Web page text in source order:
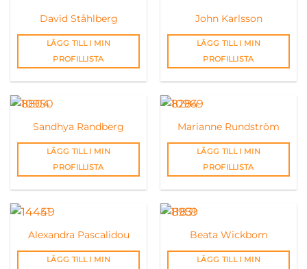
David Ståhlberg
LÄGG TILL I MIN
PROFILLISTA
John Karlsson
LÄGG TILL I MIN
PROFILLISTA
Sandhya Randberg
LÄGG TILL I MIN
PROFILLISTA
Marianne Rundström
LÄGG TILL I MIN
PROFILLISTA
Alexandra Pascalidou
LÄGG TILL I MIN
Beata Wickbom
LÄGG TILL I MIN